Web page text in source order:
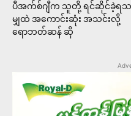
ပီအက်စ်ဂျီက သူတို့ ရင်ဆိုင်ခဲ့ရသ
မျှထဲ အကောင်းဆုံး အသင်းလို့
ရောဘတ်ဆန် ဆို